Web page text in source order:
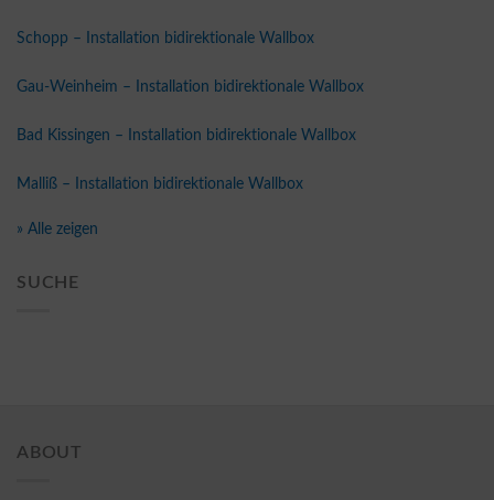
Schopp – Installation bidirektionale Wallbox
Gau-Weinheim – Installation bidirektionale Wallbox
Bad Kissingen – Installation bidirektionale Wallbox
Malliß – Installation bidirektionale Wallbox
» Alle zeigen
SUCHE
ABOUT